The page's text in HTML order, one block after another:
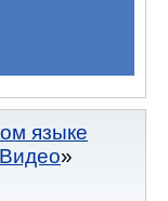
языке